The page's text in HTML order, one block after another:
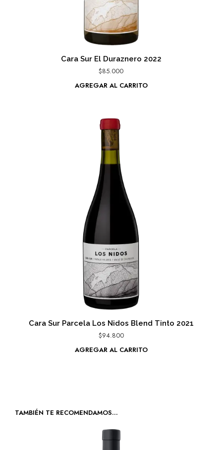
Cara Sur El Duraznero 2022
$85.000
AGREGAR AL CARRITO
Cara Sur Parcela Los Nidos Blend Tinto 2021
$94.800
AGREGAR AL CARRITO
TAMBIÉN TE RECOMENDAMOS…